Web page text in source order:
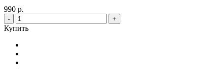
990 р.
- +
Купить